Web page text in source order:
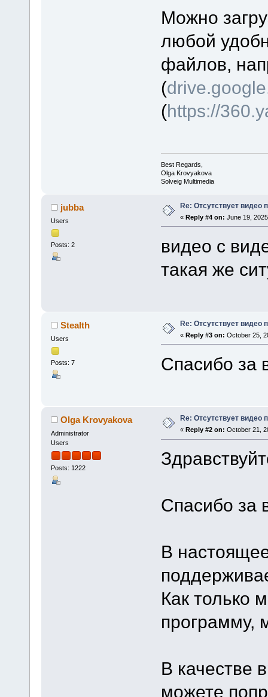
Можно
любой
файлов,
(
(https://
Best Regards,
Olga Krovyakova
Solveig Multimedia
jubba
Users
Posts: 2
Re: Отсутствует видео
« Reply #4 on: June 19,
видео с
такая же
Stealth
Users
Posts: 7
Re: Отсутствует видео
« Reply #3 on: October 25,
Спасибо за
Olga Krovyakova
Administrator
Users
Posts: 1222
Re: Отсутствует видео
« Reply #2 on: October 21,
Спасибо за
В
Как только
программу,
В качестве
можете